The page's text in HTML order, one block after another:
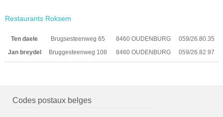
Restaurants Roksem
Ten daele Brugsesteenweg 65 8460 OUDENBURG
059/26.80.35
Jan breydel
Bruggesteenweg 108 8460 OUDENBURG 059/26.82.97
Codes postaux belges